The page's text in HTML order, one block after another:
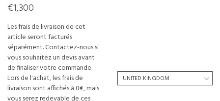
€1,300
Les frais de livraison de cet
article seront facturés
séparément. Contactez-nous si
vous souhaitez un devis avant
de finaliser votre commande.
Lors de l'achat, les frais de
livraison sont affichés à 0€, mais